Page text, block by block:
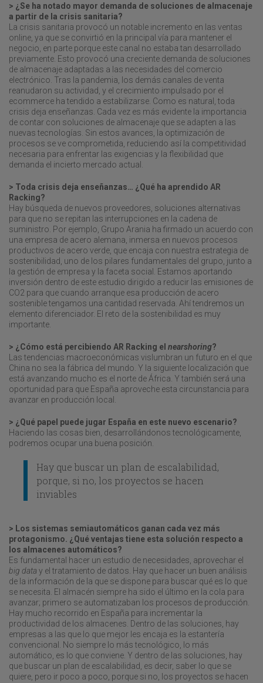
> ¿Se ha notado mayor demanda de soluciones de almacenaje
a partir de la crisis sanitaria?
La crisis sanitaria provocó un notable incremento en las ventas
online, ya que se convirtió en la principal vía para mantener el
negocio, en parte porque este canal no estaba tan desarrollado
previamente. Esto provocó una creciente demanda de soluciones
de almacenaje adaptadas a las necesidades del comercio
electrónico. Tras la pandemia, los demás canales de venta
reanudaron su actividad, y el crecimiento impulsado por el
ecommerce ha tendido a estabilizarse. Como es natural, toda
crisis deja enseñanzas. Cada vez es más evidente la importancia
de contar con soluciones de almacenaje que se adapten a las
nuevas tecnologías. Sin estos avances, la optimización de
procesos se ve comprometida, reduciendo así la competitividad
necesaria para enfrentar las exigencias y la flexibilidad que
demanda el incierto mercado actual.
> Toda crisis deja enseñanzas… ¿Qué ha aprendido AR
Racking?
Hay búsqueda de nuevos proveedores, soluciones alternativas
para que no se repitan las interrupciones en la cadena de
suministro. Por ejemplo, Grupo Arania ha firmado un acuerdo con
una empresa de acero alemana, inmersa en nuevos procesos
productivos de acero verde, que encaja con nuestra estrategia de
sostenibilidad, uno de los pilares fundamentales del grupo, junto a
la gestión de empresa y la faceta social. Estamos aportando
inversión dentro de este estudio dirigido a reducir las emisiones de
CO2 para que cuando arranque esa producción de acero
sostenible tengamos una cantidad reservada. Ahí tendremos un
elemento diferenciador. El reto de la sostenibilidad es muy
importante.
> ¿Cómo está percibiendo AR Racking el nearshoring?
Las tendencias macroeconómicas vislumbran un futuro en el que
China no sea la fábrica del mundo. Y la siguiente localización que
está avanzando mucho es el norte de África. Y también será una
oportunidad para que España aproveche esta circunstancia para
avanzar en producción local.
> ¿Qué papel puede jugar España en este nuevo escenario?
Haciendo las cosas bien, desarrollándonos tecnológicamente,
podremos ocupar una buena posición.
Hay que buscar un plan de escalabilidad,
porque, si no, los proyectos se hacen
inviables
> Los sistemas semiautomáticos ganan cada vez más
protagonismo. ¿Qué ventajas tiene esta solución respecto a
los almacenes automáticos?
Es fundamental hacer un estudio de necesidades, aprovechar el
big datay el tratamiento de datos. Hay que hacer un buen análisis
de la información de la que se dispone para buscar qué es lo que
se necesita. El almacén siempre ha sido el último en la cola para
avanzar; primero se automatizaban los procesos de producción.
Hay mucho recorrido en España para incrementar la
productividad de los almacenes. Dentro de las soluciones, hay
empresas a las que lo que mejor les encaja es la estantería
convencional. No siempre lo más tecnológico, lo más
automático, es lo que conviene. Y dentro de las soluciones, hay
que buscar un plan de escalabilidad, es decir, saber lo que se
quiere, pero ir poco a poco, porque si no, los proyectos se hacen